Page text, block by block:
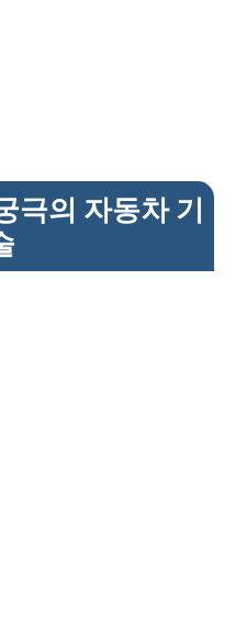
극의 자동차 기